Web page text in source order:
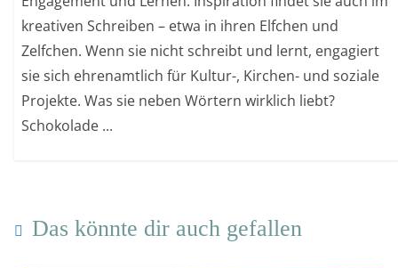
kreativen Schreiben – etwa in ihren Elfchen und
Zelfchen. Wenn sie nicht schreibt und lernt, engagiert
sie sich ehrenamtlich für Kultur-, Kirchen- und soziale
Projekte. Was sie neben Wörtern wirklich liebt?
Schokolade ...
Das könnte dir auch gefallen